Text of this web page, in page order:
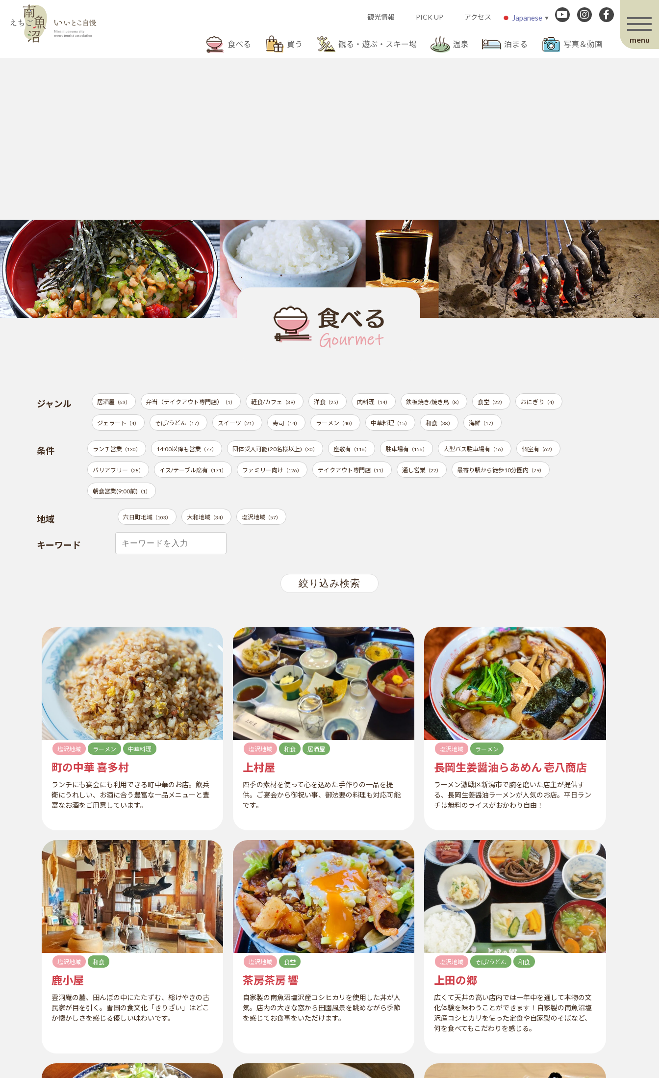
観光情報 PICK UP アクセス Japanese ▼
menu
食べる 買う 観る・遊ぶ・スキー場 温泉 泊まる 写真＆動画
ジャンル 居酒屋 （63） 弁当（テイクアウト専門店） （1） 軽食/カフェ （39） 洋食 （25） 肉料理 （14） 鉄板焼き/焼き鳥 （8） 食堂 （22） おにぎり （4）
ジェラート （4） そば/うどん （17） スイーツ （21） 寿司 （14） ラーメン （40） 中華料理 （15） 和食 （38） 海鮮 （17）
条件 ランチ営業 （130） 14:00以降も営業 （77） 団体受入可能(20名様以上) （30） 座敷有 （116） 駐車場有 （156） 大型バス駐車場有 （16） 個室有 （62）
バリアフリー （28） イス/テーブル席有 （171） ファミリー向け （126） テイクアウト専門店 （11） 通し営業 （22） 最寄り駅から徒歩10分圏内 （79）
朝食営業(9:00前) （1）
地域 六日町地域（103） 大和地域（34） 塩沢地域（57）
キーワード
塩沢地域 ラーメン 中華料理
町の中華 喜多村
ランチにも宴会にも利用できる町中華のお店。飲兵
衛にうれしい、お酒に合う豊富な一品メニューと豊
富なお酒をご用意しています。
塩沢地域 和食 居酒屋
上村屋
四季の素材を使って心を込めた手作りの一品を提
供。ご宴会から御祝い事、御法要の料理も対応可能
です。
塩沢地域 ラーメン
長岡生姜醤油らあめん 壱八商店
ラーメン激戦区新潟市で腕を磨いた店主が提供す
る、長岡生姜醤油ラーメンが人気のお店。平日ラン
チは無料のライスがおかわり自由！
塩沢地域 和食
鹿小屋
雲洞庵の麓、田んぼの中にたたずむ、総けやきの古
民家が目を引く。雪国の食文化「きりざい」はどこ
か懐かしさを感じる優しい味わいです。
塩沢地域 食堂
茶房茶房 響
自家製の南魚沼塩沢産コシヒカリを使用した丼が人
気。店内の大きな窓から田園風景を眺めながら季節
を感じてお食事をいただけます。
塩沢地域 そば/うどん 和食
上田の郷
広くて天井の高い店内では一年中を通して本物の文
化体験を味わうことができます！自家製の南魚沼塩
沢産コシヒカリを使った定食や自家製のそばなど、
何を食べてもこだわりを感じる。